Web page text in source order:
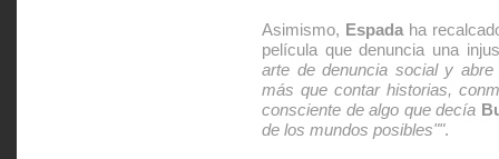
Asimismo, Espadaha
película que denuncia una
arte de denuncia social y
más que contar historias,
consciente de algo que decía
de los mundos posibles"".